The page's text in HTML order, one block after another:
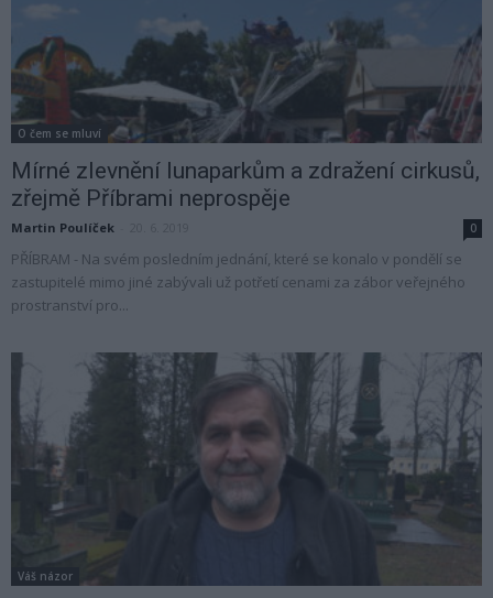
O čem se mluví
Mírné zlevnění lunaparkům a zdražení cirkusů,
zřejmě Příbrami neprospěje
Martin Poulíček 0
PŘÍBRAM - Na svém posledním jednání, které se konalo v pondělí se
zastupitelé mimo jiné zabývali už potřetí cenami za zábor veřejného
prostranství pro...
Váš názor